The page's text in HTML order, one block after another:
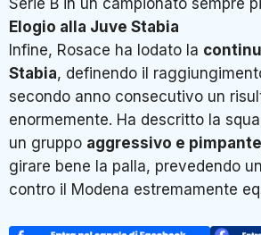
Serie B in un campionato sempre
Elogio alla Juve Stabia
Infine, Rosace ha lodato la
Stabia, definendo il
secondo anno consecutivo un
enormemente. Ha descritto la
un gruppo aggressivo e pimpante
girare bene la palla, prevedendo
contro il Modena estremamente